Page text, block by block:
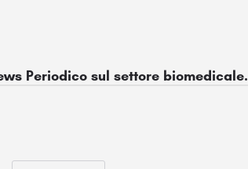
Periodico sul settore biomedicale.